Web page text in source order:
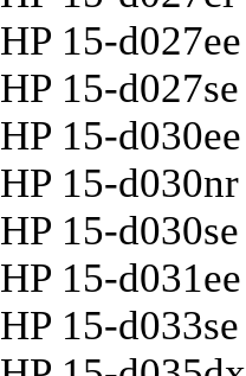
HP 15-d027ee
HP 15-d027se
HP 15-d030ee
HP 15-d030nr
HP 15-d030se
HP 15-d031ee
HP 15-d033se